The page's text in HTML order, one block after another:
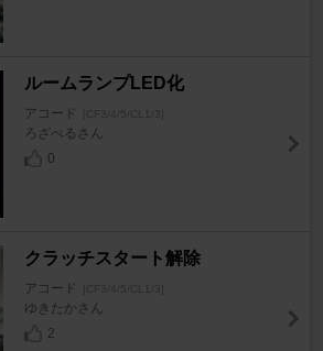
ルームランプLED化
アコード [CF3/4/5/CL1/3]
ろざべるさん
0
クラッチスタート解除
アコード [CF3/4/5/CL1/3]
ゆきたかさん
2